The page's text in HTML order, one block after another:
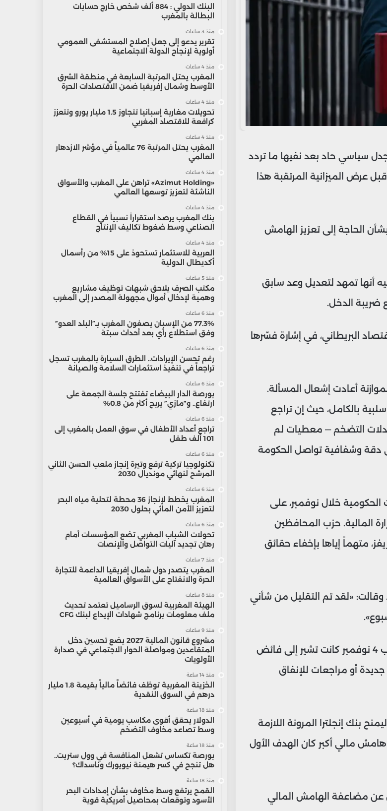
جدل سياسي حاد بعد نفيها ما تردد
عرض الميزانية المرتقبة هذا
الحاجة إلى تعزيز الهامش
خطاب ألقته ريفز في 4 نوفمبر 2025، بدا فيه أنها تمهد لتعديل وعد سابق
البريطاني، في إشارة فسّرها
أعادت إشعال المسألة.
بالكامل، حيث إن تراجع
التضخم — معطيات لم
دقة وشفافية تواصل الحكومة
خلال نوفمبر، على
المالية. حزب المحافظين
متهماً إياها بإخفاء حقائق
وقالت: «لقد تم التقليل من شأني
كما أوضحت أن التوقعات السرية التي تسلمتها قبل خطاب 4 نوفمبر كانت تشير إلى فائض
جديدة أو مراجعات للإنفاق
بنك إنجلترا المرونة اللازمة
مالي أكبر كان الهدف الأول
عن مضاعفة الهامش المالي
البنك الدولي : 884 ألف شخص خارج حسابات
البطالة بالمغرب
منذ 3 ساعات
تقرير يدعو إلى جعل إصلاح المستشفى العمومي
أولوية لإنجاح الدولة الاجتماعية
منذ 4 ساعات
المغرب يحتل المرتبة السابعة في منطقة الشرق
الأوسط وشمال إفريقيا ضمن الاقتصادات الحرة
منذ 4 ساعات
تحويلات مغاربة إسبانيا تتجاوز 1.5 مليار يورو وتتعزز
كرافعة للاقتصاد المغربي
منذ 4 ساعات
المغرب يحتل المرتبة 76 عالمياً في مؤشر الازدهار
العالمي
منذ 4 ساعات
«Azimut Holding» تراهن على المغرب والأسواق
الناشئة لتعزيز توسعها العالمي
منذ 4 ساعات
بنك المغرب يرصد استقراراً نسبياً في القطاع
الصناعي وسط ضغوط تكاليف الإنتاج
منذ 4 ساعات
العربية للاستثمار تستحوذ على 15% من رأسمال
أكديطال الدولية
منذ 5 ساعات
مكتب الصرف يلاحق شبهات توظيف مشاريع
وهمية لإدخال أموال مجهولة المصدر إلى المغرب
منذ 6 ساعات
77.3% من الإسبان يصفون المغرب بـ”البلد العدو”
وفق استطلاع رأي بعد أحداث سبتة
منذ 6 ساعات
رغم تحسن الإيرادات.. الطرق السيارة بالمغرب تسجل
تراجعاً في تنفيذ استثمارات السلامة والصيانة
منذ 6 ساعات
بورصة الدار البيضاء تفتتح جلسة الجمعة على
ارتفاع.. و”مازي” يربح أكثر من 0.8%
منذ 6 ساعات
تراجع أعداد الأطفال في سوق العمل بالمغرب إلى
101 ألف طفل
منذ 6 ساعات
تكنولوجيا تركية ترفع وتيرة إنجاز ملعب الحسن الثاني
المرشح لنهائي مونديال 2030
منذ 6 ساعات
المغرب يخطط لإنجاز 36 محطة لتحلية مياه البحر
لتعزيز الأمن المائي بحلول 2030
منذ 6 ساعات
تحولات الشباب المغربي تضع المؤسسات أمام
رهان تجديد آليات التواصل والإنصات
منذ 7 ساعات
المغرب يتصدر دول شمال إفريقيا الداعمة للتجارة
الحرة والانفتاح على الأسواق العالمية
منذ 8 ساعات
الهيئة المغربية لسوق الرساميل تعتمد تحديث
ملف معلومات برنامج شهادات الإيداع لبنك CFG
منذ 9 ساعات
مشروع قانون المالية 2027 يضع تحسين دخل
المتقاعدين ومواصلة الحوار الاجتماعي في صدارة
الأولويات
منذ 14 ساعة
الخزينة المغربية توظف فائضاً مالياً بقيمة 1.8 مليار
درهم في السوق النقدية
منذ 18 ساعة
الدولار يحقق أقوى مكاسب يومية في أسبوعين
وسط تصاعد مخاوف التضخم
منذ 18 ساعة
بورصة تكساس تشعل المنافسة في وول ستريت..
هل تنجح في كسر هيمنة نيويورك وناسداك؟
منذ 18 ساعة
القمح يرتفع وسط مخاوف بشأن إمدادات البحر
الأسود وتوقعات بمحاصيل أمريكية قوية